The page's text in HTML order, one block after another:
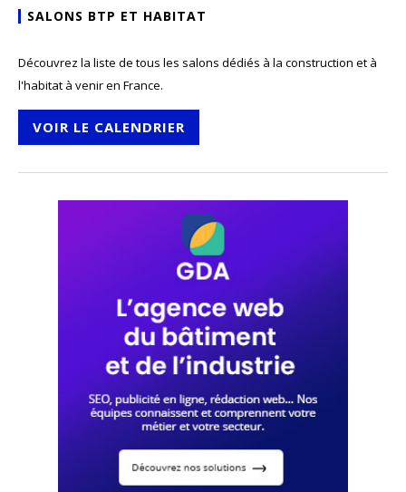
SALONS BTP ET HABITAT
Découvrez la liste de tous les salons dédiés à la construction et à
l'habitat à venir en France.
VOIR LE CALENDRIER